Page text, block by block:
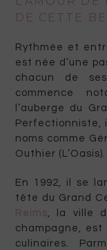
DE CETTE
Rythmée et
est née d’une
chacun de
commence
l’auberge du
Perfectionniste,
noms comme
Outhier (L’Oasis).
En 1992, il se
tête du Grand
Reims, la ville
champagne,
culinaires.